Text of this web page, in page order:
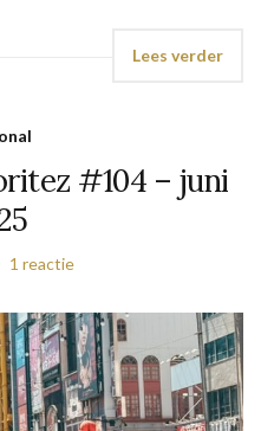
Lees verder
#104 – juni
1 reactie